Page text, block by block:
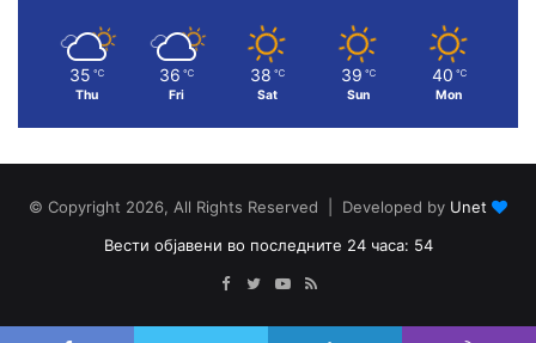
35 ℃
Thu
36 ℃
Fri
38 ℃
Sat
39 ℃
Sun
40 ℃
Mon
© Copyright 2026, All Rights Reserved | Developed by Unet
Вести објавени во последните 24 часа: 54
Facebook
TwitterYouTube
RSS